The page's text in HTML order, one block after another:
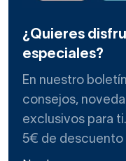
Los platos de ducha
Granito
Muy duradero
¿Quieres
especiales?
En nuestro
consejos,
exclusivos para
5€ de descuento